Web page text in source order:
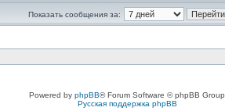
Показать сообщения за:
Powered by phpBB® Forum Software © phpBB Group
Русская поддержка phpBB